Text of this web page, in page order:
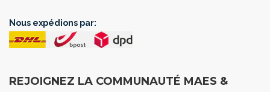
Nous expédions par:
REJOIGNEZ LA COMMUNAUTÉ MAES &